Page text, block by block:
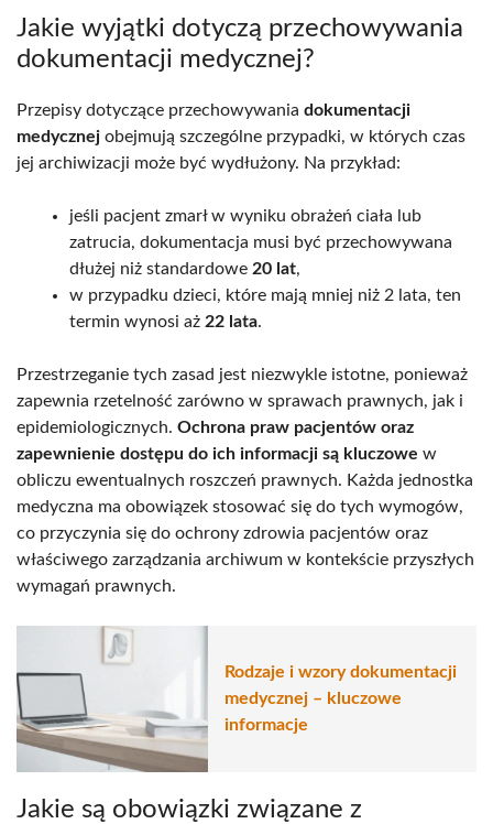
Jakie wyjątki dotyczą przechowywania
dokumentacji medycznej?
Przepisy dotyczące przechowywania dokumentacji
medycznej obejmują szczególne przypadki, w których czas
jej archiwizacji może być wydłużony. Na przykład:
jeśli pacjent zmarł w wyniku obrażeń ciała lub
zatrucia, dokumentacja musi być przechowywana
dłużej niż standardowe 20 lat,
w przypadku dzieci, które mają mniej niż 2 lata, ten
termin wynosi aż 22 lata.
Przestrzeganie tych zasad jest niezwykle istotne, ponieważ
zapewnia rzetelność zarówno w sprawach prawnych, jak i
epidemiologicznych. Ochrona praw pacjentów oraz
zapewnienie dostępu do ich informacji są kluczowe w
obliczu ewentualnych roszczeń prawnych. Każda jednostka
medyczna ma obowiązek stosować się do tych wymogów,
co przyczynia się do ochrony zdrowia pacjentów oraz
właściwego zarządzania archiwum w kontekście przyszłych
wymagań prawnych.
Rodzaje i wzory dokumentacji
medycznej – kluczowe
informacje
Jakie są obowiązki związane z